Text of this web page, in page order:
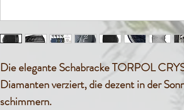
Die elegante Schabracke TORPOL
Diamanten verziert, die dezent in der
schimmern.